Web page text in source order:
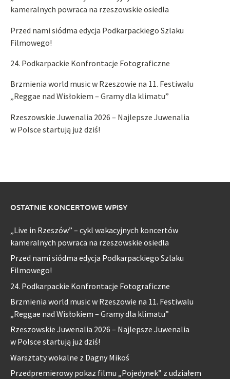
kameralnych powraca na rzeszowskie osiedla
Przed nami siódma edycja Podkarpackiego Szlaku
Filmowego!
24. Podkarpackie Konfrontacje Fotograficzne
Brzmienia world music w Rzeszowie na 11. Festiwalu
„Reggae nad Wisłokiem – Gramy dla klimatu”
Rzeszowskie Juwenalia 2026 – Najlepsze Juwenalia
w Polsce startują już dziś!
OSTATNIE KONCERTOWE WPISY
„Live in Rzeszów” – cykl wakacyjnych koncertów
kameralnych powraca na rzeszowskie osiedla
Przed nami siódma edycja Podkarpackiego Szlaku
Filmowego!
24. Podkarpackie Konfrontacje Fotograficzne
Brzmienia world music w Rzeszowie na 11. Festiwalu
„Reggae nad Wisłokiem – Gramy dla klimatu”
Rzeszowskie Juwenalia 2026 – Najlepsze Juwenalia
w Polsce startują już dziś!
Warsztaty wokalne z Dagny Mikoś
Przedpremierowy pokaz filmu „Pojedynek” z udziałem